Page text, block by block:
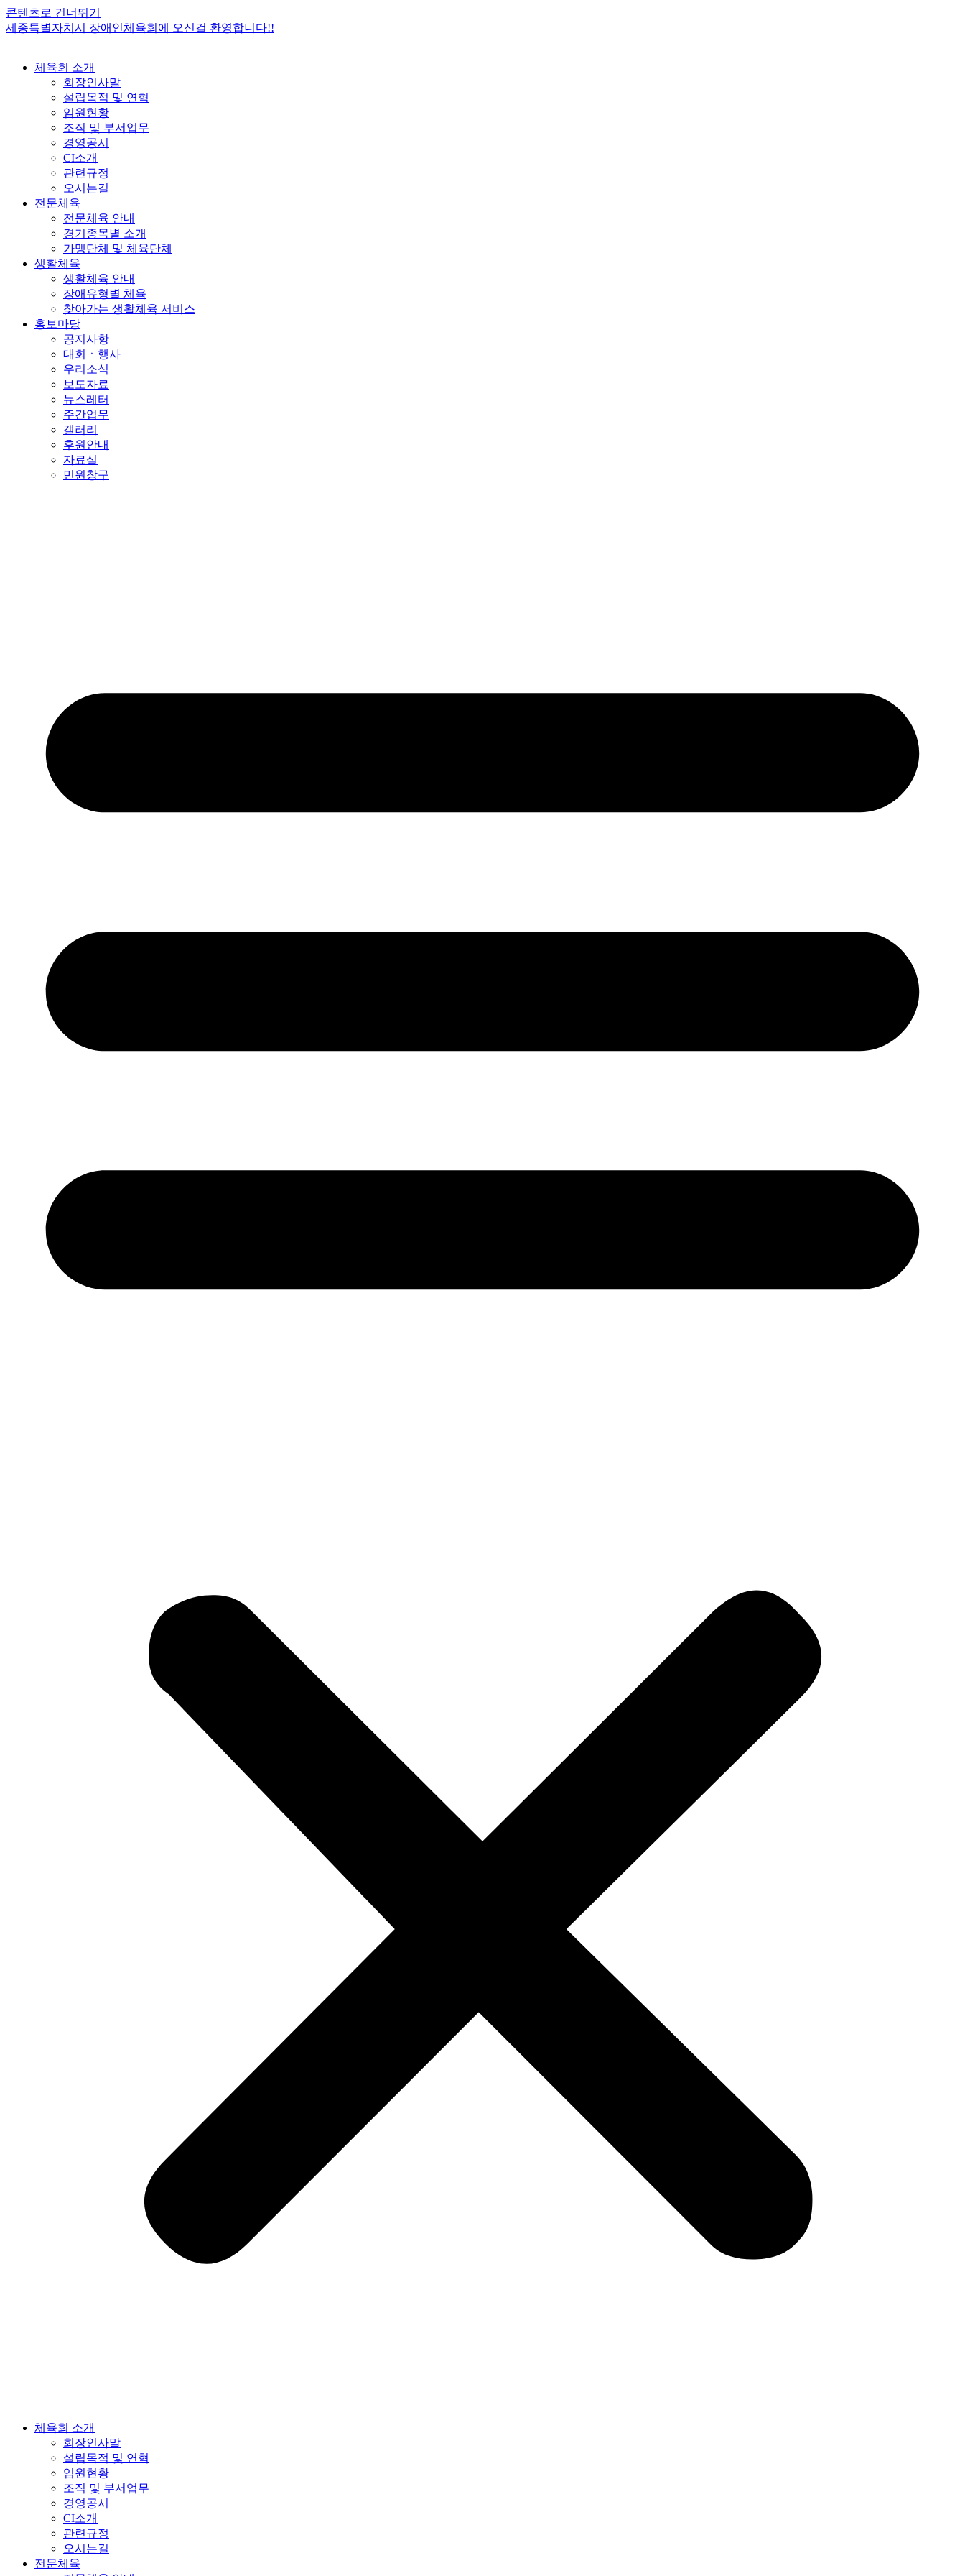
콘텐츠로 건너뛰기
세종특별자치시 장애인체육회에 오신걸 환영합니다!!
체육회 소개
회장인사말
설립목적 및 연혁
임원현황
조직 및 부서업무
경영공시
CI소개
관련규정
오시는길
전문체육
전문체육 안내
경기종목별 소개
가맹단체 및 체육단체
생활체육
생활체육 안내
장애유형별 체육
찾아가는 생활체육 서비스
홍보마당
공지사항
대회ㆍ행사
우리소식
보도자료
뉴스레터
주간업무
갤러리
후원안내
자료실
민원창구
체육회 소개
회장인사말
설립목적 및 연혁
임원현황
조직 및 부서업무
경영공시
CI소개
관련규정
오시는길
전문체육